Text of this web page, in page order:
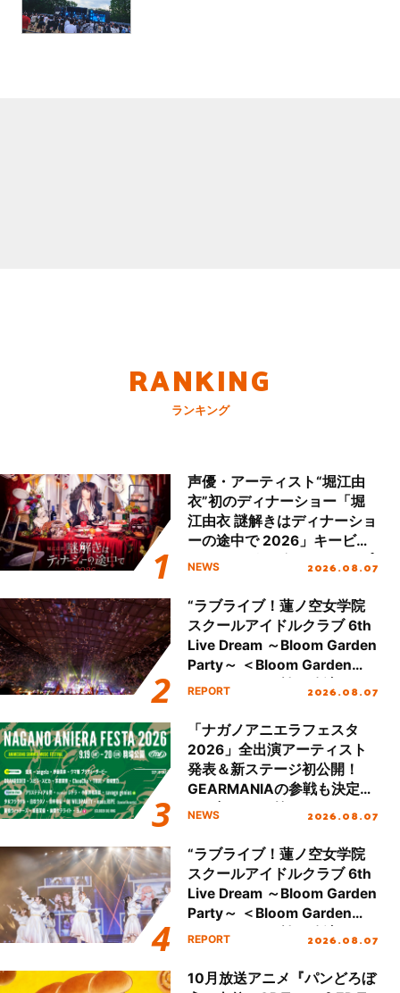
RANKING
ランキング
声優・アーティスト“堀江由
衣”初のディナーショー「堀
江由衣 謎解きはディナーショ
ーの途中で 2026」キービジ
ュアル＆グッズラインナップ
NEWS 2026.08.07
“ラブライブ！蓮ノ空女学院
スクールアイドルクラブ 6th
Live Dream ～Bloom Garden
Party～ ＜Bloom Garden
Party Stage／埼玉公演＞”
REPORT 2026.08.07
「ナガノアニエラフェスタ
2026」全出演アーティスト
発表＆新ステージ初公開！
GEARMANIAの参戦も決定
し、初となる第3ステージの
NEWS 2026.08.07
“ラブライブ！蓮ノ空女学院
スクールアイドルクラブ 6th
Live Dream ～Bloom Garden
Party～ ＜Bloom Garden
Party Stage／埼玉公演＞”
REPORT 2026.08.07
10月放送アニメ『パンどろぼ